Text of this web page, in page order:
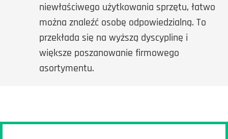
niewłaściwego użytkowania sprzętu, łatwo
można znaleźć osobę odpowiedzialną. To
przekłada się na wyższą dyscyplinę i
większe poszanowanie firmowego
asortymentu.